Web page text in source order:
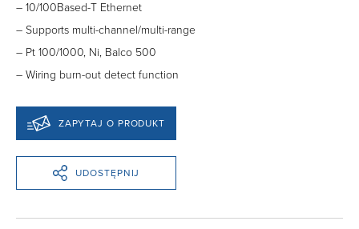
– 10/100Based-T Ethernet
– Supports multi-channel/multi-range
– Pt 100/1000, Ni, Balco 500
– Wiring burn-out detect function
ZAPYTAJ O PRODUKT
UDOSTĘPNIJ